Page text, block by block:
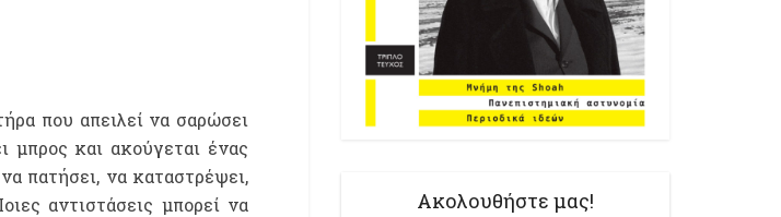
που απειλεί να σαρώσει
και ακούγεται ένας
πατήσει, να καταστρέψει,
αντιστάσεις μπορεί να
Ακολουθήστε μας!